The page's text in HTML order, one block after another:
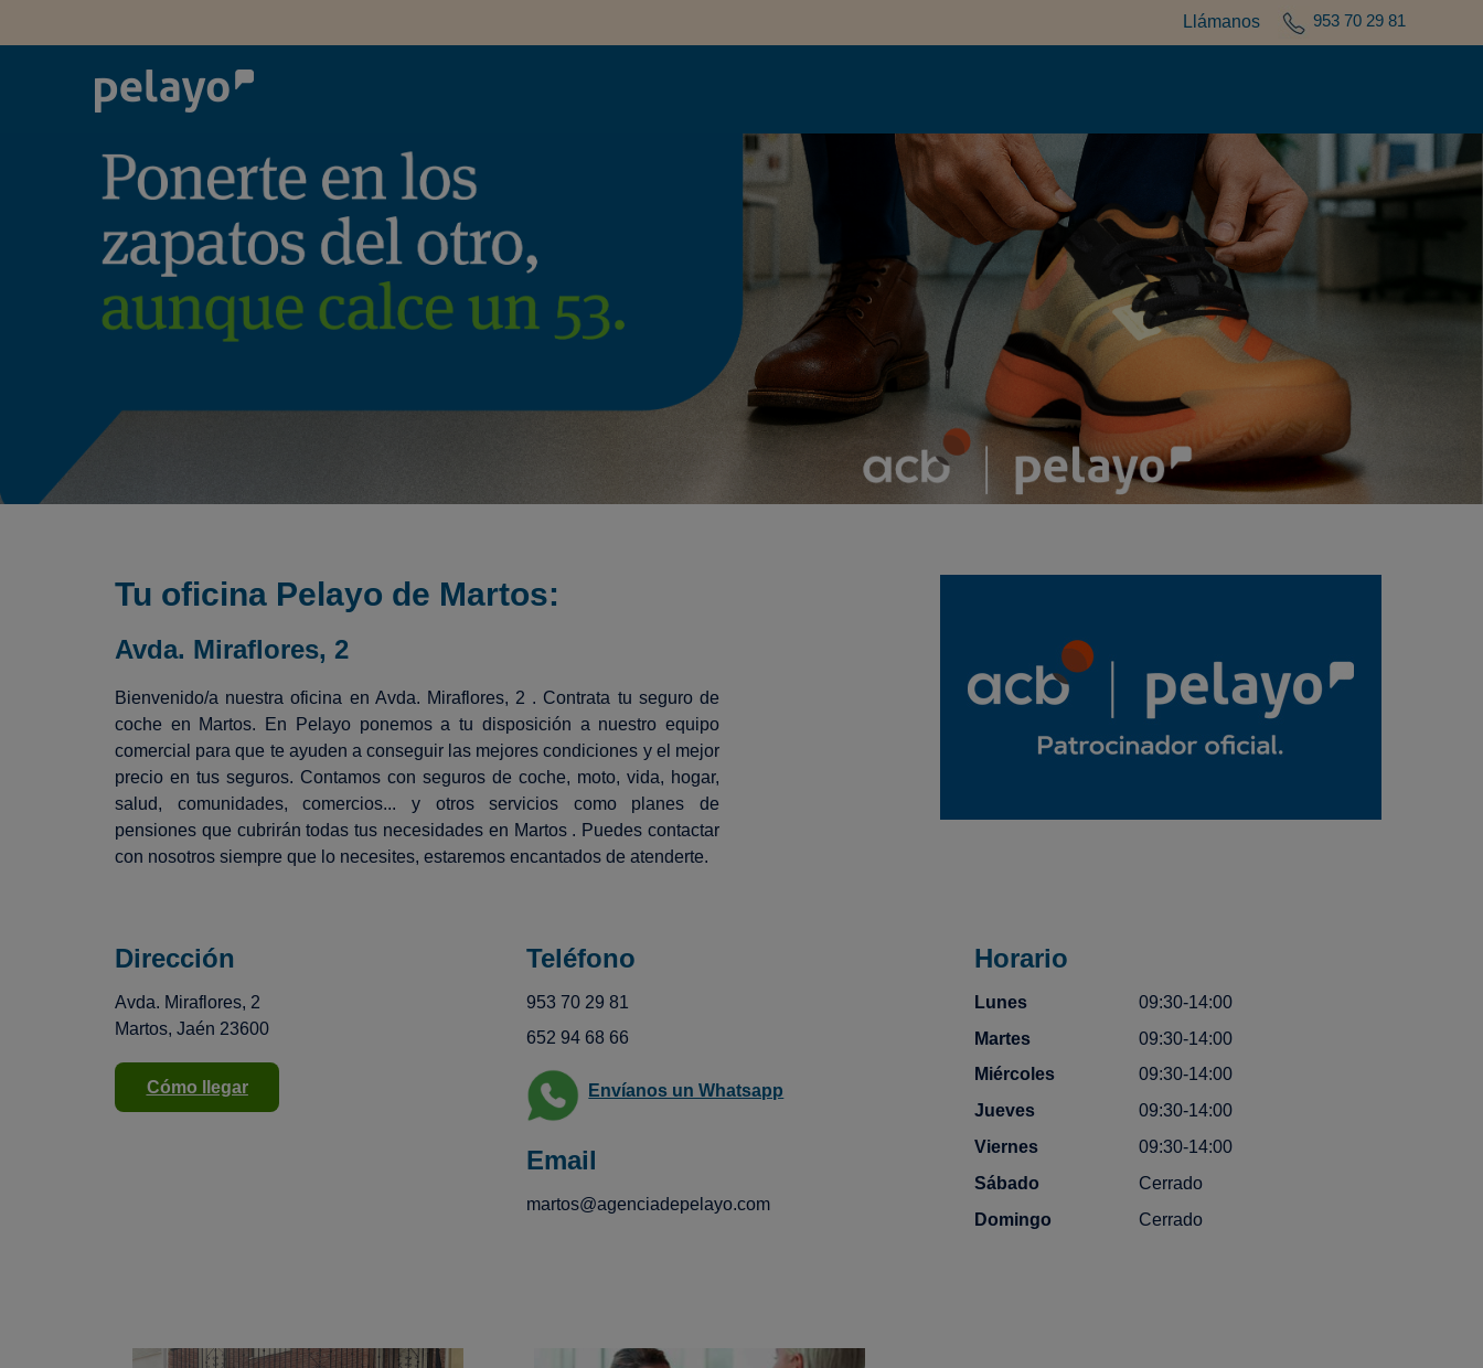
Llámanos 953 70 29 81
Tu oficina Pelayo de Martos:
Avda. Miraflores, 2
Bienvenido/a nuestra oficina en Avda. Miraflores, 2 . Contrata tu seguro de
coche en Martos. En Pelayo ponemos a tu disposición a nuestro equipo
comercial para que te ayuden a conseguir las mejores condiciones y el mejor
precio en tus seguros. Contamos con seguros de coche, moto, vida, hogar,
salud, comunidades, comercios... y otros servicios como planes de
pensiones que cubrirán todas tus necesidades en Martos . Puedes contactar
con nosotros siempre que lo necesites, estaremos encantados de atenderte.
Dirección
Avda. Miraflores, 2
Martos, Jaén 23600
Cómo llegar
Teléfono
953 70 29 81
652 94 68 66
Envíanos un Whatsapp
Email
martos@agenciadepelayo.com
Horario
Lunes
09:30-14:00
Martes
09:30-14:00
Miércoles
09:30-14:00
Jueves
09:30-14:00
Viernes
09:30-14:00
Sábado
Cerrado
Domingo
Cerrado